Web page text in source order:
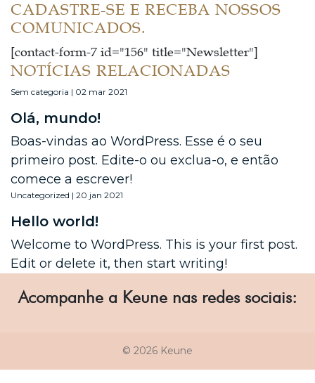
CADASTRE-SE E RECEBA NOSSOS
COMUNICADOS.
[contact-form-7 id="156" title="Newsletter"]
NOTÍCIAS RELACIONADAS
Sem categoria | 02 mar 2021
Olá, mundo!
Boas-vindas ao WordPress. Esse é o seu
primeiro post. Edite-o ou exclua-o, e então
comece a escrever!
Uncategorized | 20 jan 2021
Hello world!
Welcome to WordPress. This is your first post.
Edit or delete it, then start writing!
Acompanhe a Keune nas redes sociais:
© 2026 Keune